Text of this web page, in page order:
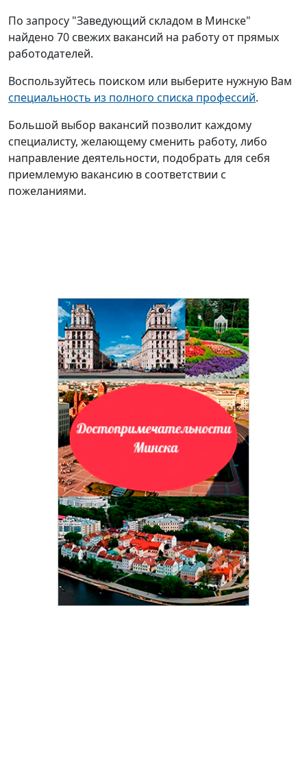
По запросу "Заведующий складом в Минске"
найдено 70 свежих вакансий на работу от прямых
работодателей.
Воспользуйтесь поиском или выберите нужную Вам
специальность из полного списка профессий.
Большой выбор вакансий позволит каждому
специалисту, желающему сменить работу, либо
направление деятельности, подобрать для себя
приемлемую вакансию в соответствии с
пожеланиями.